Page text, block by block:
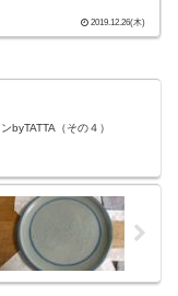
2019.12.26(木)
byTATTA（その４）